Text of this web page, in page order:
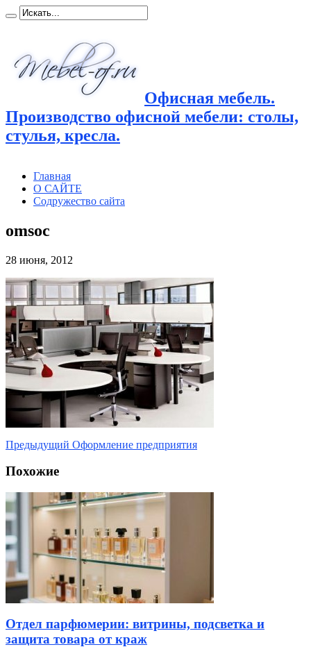
Офисная мебель.
Производство офисной мебели: столы,
стулья, кресла.
Главная
О САЙТЕ
Содружество сайта
omsoc
28 июня, 2012
Предыдущий Оформление предприятия
Похожие
Отдел парфюмерии: витрины, подсветка и
защита товара от краж